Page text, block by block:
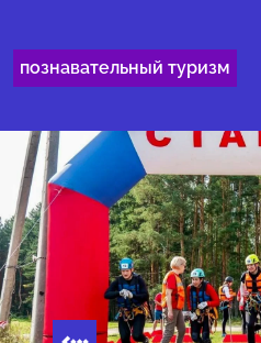
познавательный туризм